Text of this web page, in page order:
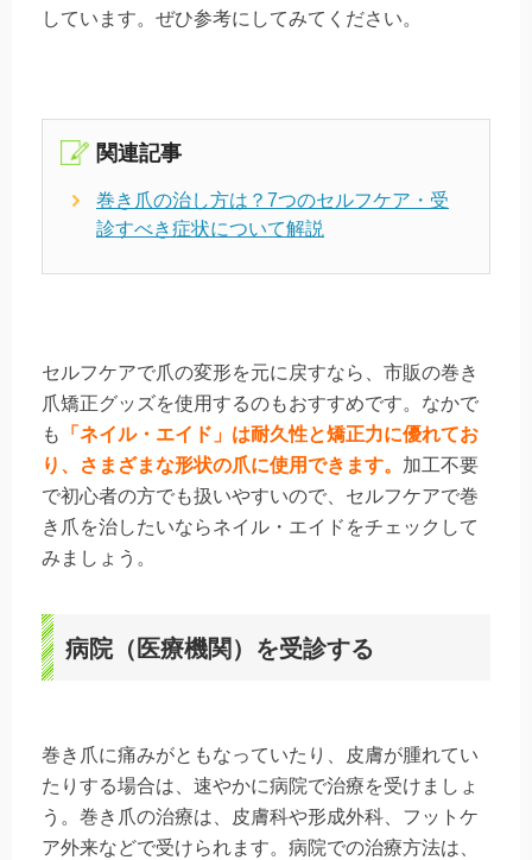
しています。ぜひ参考にしてみてください。
関連記事
巻き爪の治し方は？7つのセルフケア・受
診すべき症状について解説
セルフケアで爪の変形を元に戻すなら、市販の巻き
爪矯正グッズを使用するのもおすすめです。なかで
も
「ネイル・エイド」は耐久性と矯正力に優れてお
り、さまざまな形状の爪に使用できます。 加工不要
で初心者の方でも扱いやすいので、セルフケアで巻
き爪を治したいならネイル・エイドをチェックして
みましょう。
病院（医療機関）を受診する
巻き爪に痛みがともなっていたり、皮膚が腫れてい
たりする場合は、速やかに病院で治療を受けましょ
う。巻き爪の治療は、皮膚科や形成外科、フットケ
ア外来などで受けられます。病院での治療方法は、